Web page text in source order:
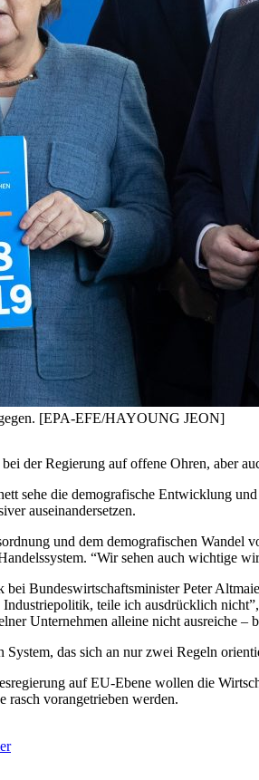
[EPA-EFE/HAYOUNG JEON]
der Regierung auf offene Ohren, aber
sehe die demografische Entwicklung
auseinandersetzen.
und dem demografischen Wandel
“Wir sehen auch wichtige
Bundeswirtschaftsminister Peter
teile ich ausdrücklich
Unternehmen alleine nicht ausreiche
das sich an nur zwei Regeln
auf EU-Ebene wollen die
rasch vorangetrieben werden.